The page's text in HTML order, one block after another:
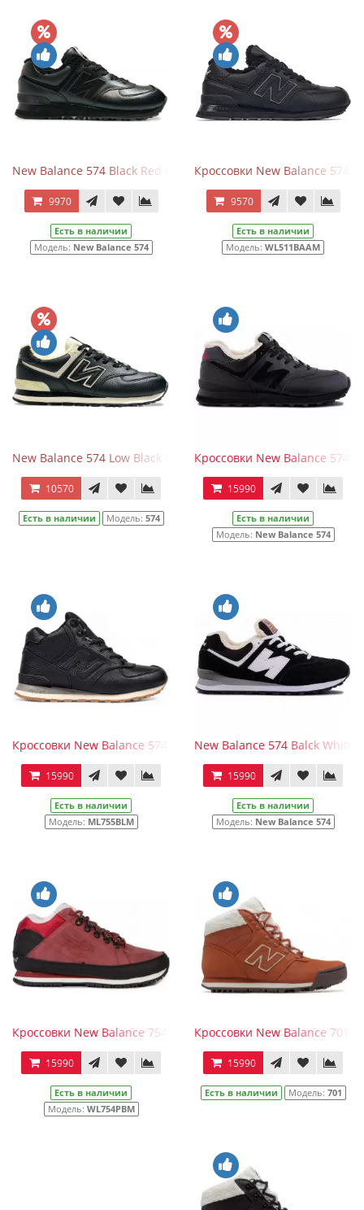
New Balance 574 Black Red с мехом
9970
Есть в наличии
Модель: New Balance 574
Кроссовки New Balance 574
9570
Есть в наличии
Модель: WL511BAAM
New Balance 574 Low Black White Leather с мехом
10570
Есть в наличии Модель: 574
Кроссовки New Balance 574
15990
Есть в наличии
Модель: New Balance 574
Кроссовки New Balance 574 Mid черные зимние мужские
15990
Есть в наличии
Модель: ML755BLM
New Balance 574 Balck White
15990
Есть в наличии
Модель: New Balance 574
Кроссовки New Balance 754 женские красно-черные зимние
15990
Есть в наличии
Модель: WL754PBM
Кроссовки New Balance 701
15990
Есть в наличии Модель: 701